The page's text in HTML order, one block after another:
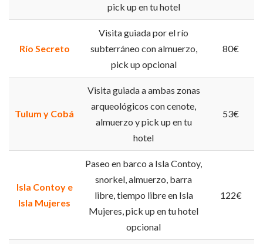
pick up en tu hotel
Río Secreto
Visita guiada por el río
subterráneo con almuerzo,
pick up opcional
80€
Tulum y Cobá
Visita guiada a ambas zonas
arqueológicos con cenote,
almuerzo y pick up en tu
hotel
53€
Isla Contoy e
Isla Mujeres
Paseo en barco a Isla Contoy,
snorkel, almuerzo, barra
libre, tiempo libre en Isla
Mujeres, pick up en tu hotel
opcional
122€